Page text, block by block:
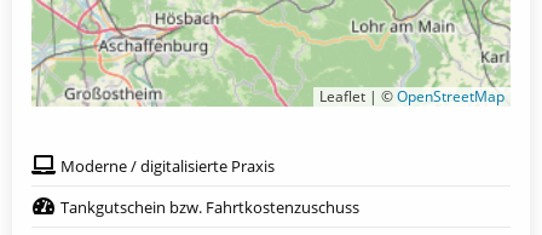
Leaflet | ©OpenStreetMap
Moderne / digitalisierte Praxis
Tankgutschein bzw. Fahrtkostenzuschuss